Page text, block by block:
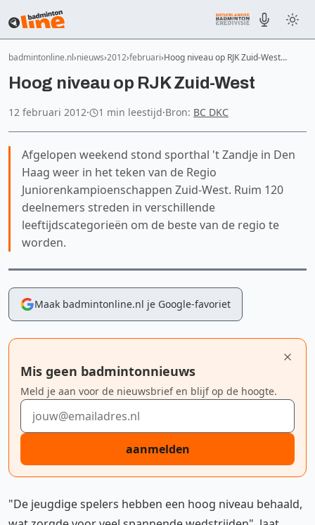
badmintonline.nl nieuws 2012 februari Hoog niveau op RJK Zuid-West…
Hoog niveau op RJK Zuid-West
12 februari 2012· 1 min leestijd·Bron: BC DKC
Afgelopen weekend stond sporthal 't Zandje in Den
Haag weer in het teken van de Regio
Juniorenkampioenschappen Zuid-West. Ruim 120
deelnemers streden in verschillende
leeftijdscategorieën om de beste van de regio te
worden.
Maak badmintonline.nl je Google-favoriet
Mis geen badmintonnieuws
Meld je aan voor de nieuwsbrief en blijf op de hoogte.
E-mailadres
aanmelden
"De jeugdige spelers hebben een hoog niveau behaald,